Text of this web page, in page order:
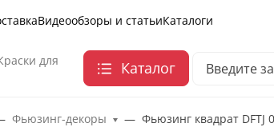
Видеообзоры и статьиКаталоги
для
Каталог
Фьюзинг-декоры Фьюзинг квадрат DFTJ